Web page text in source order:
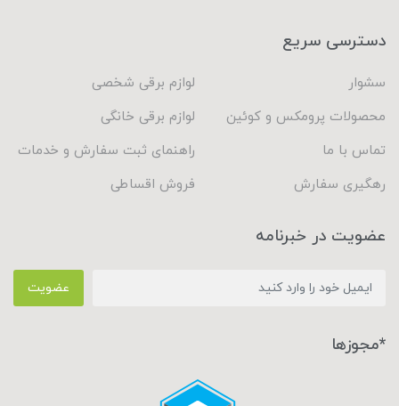
دسترسی سریع
سشوار
لوازم برقی شخصی
محصولات پرومکس و کوئین
لوازم برقی خانگی
تماس با ما
راهنمای ثبت سفارش و خدمات
رهگیری سفارش
فروش اقساطی
عضویت در خبرنامه
عضویت
*مجوزها